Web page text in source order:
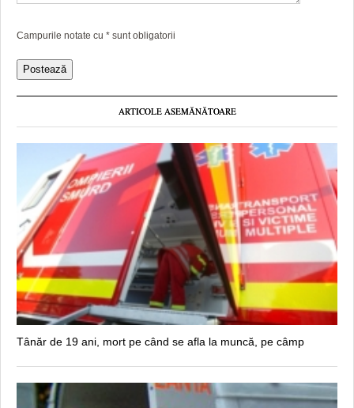
Campurile notate cu * sunt obligatorii
ARTICOLE ASEMĂNĂTOARE
Tânăr de 19 ani, mort pe când se afla la muncă, pe câmp